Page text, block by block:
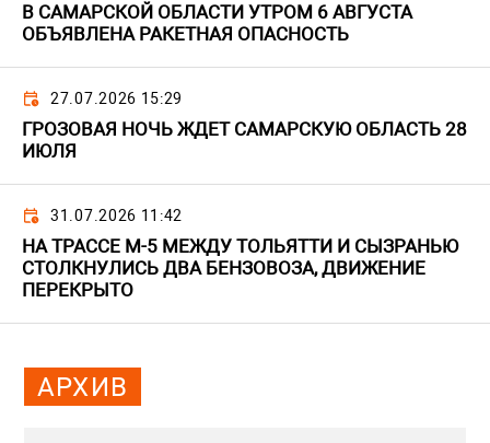
В САМАРСКОЙ ОБЛАСТИ УТРОМ 6 АВГУСТА
ОБЪЯВЛЕНА РАКЕТНАЯ ОПАСНОСТЬ
27.07.2026 15:29
ГРОЗОВАЯ НОЧЬ ЖДЕТ САМАРСКУЮ ОБЛАСТЬ 28
ИЮЛЯ
31.07.2026 11:42
НА ТРАССЕ М-5 МЕЖДУ ТОЛЬЯТТИ И СЫЗРАНЬЮ
СТОЛКНУЛИСЬ ДВА БЕНЗОВОЗА, ДВИЖЕНИЕ
ПЕРЕКРЫТО
АРХИВ